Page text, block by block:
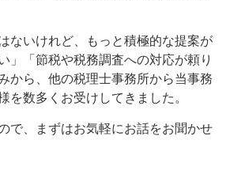
ないけれど、もっと積極的な提案が
」「節税や税務調査への対応が頼り
から、他の税理士事務所から当事務
を数多くお受けしてきました。
で、まずはお気軽にお話をお聞かせ